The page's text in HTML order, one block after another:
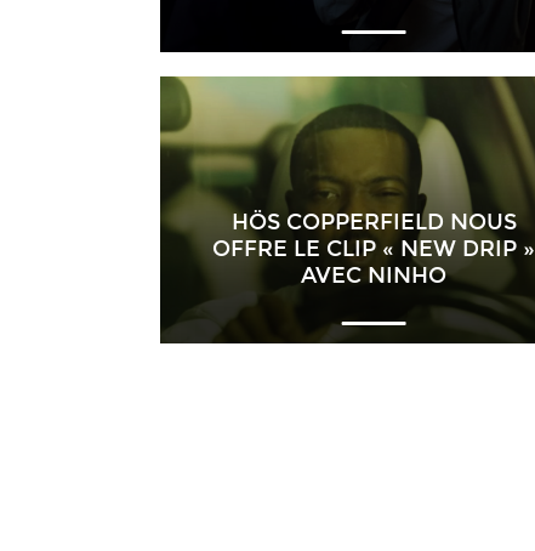
HÖS COPPERFIELD NOUS
OFFRE LE CLIP « NEW DRIP »
AVEC NINHO